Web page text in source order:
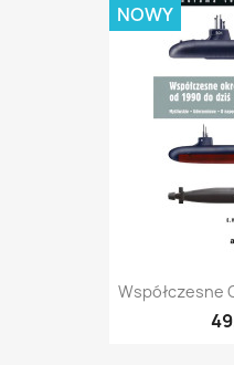
Współczesne
NOWY